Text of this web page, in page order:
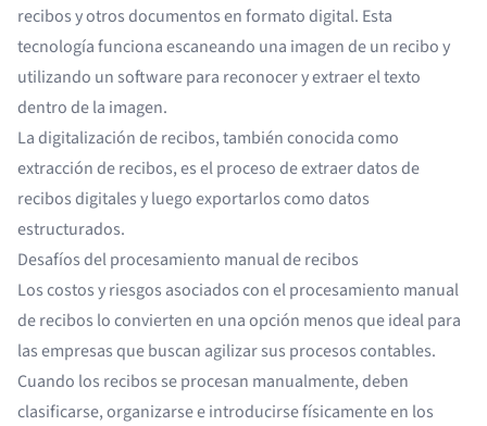
recibos y otros documentos en formato digital. Esta
tecnología funciona escaneando una imagen de un recibo y
utilizando un software para reconocer y extraer el texto
dentro de la imagen.
La digitalización de recibos, también conocida como
extracción de recibos, es el proceso deextraer datos de
recibos digitalesy luego exportarlos comodatos
estructurados.
Desafíos del procesamiento manual de recibos
Los costos y riesgos asociados con el procesamiento manual
de recibos lo convierten en una opción menos que ideal para
las empresas que buscan agilizar sus procesos contables.
Cuando los recibos se procesan manualmente, deben
clasificarse, organizarse e introducirse físicamente en los